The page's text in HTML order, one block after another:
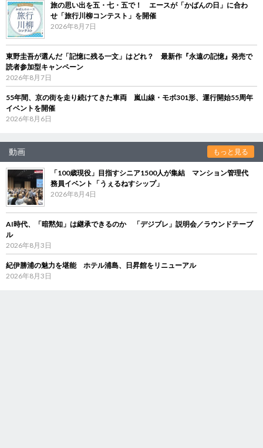
旅の思い出を五・七・五で！ エースが「かばんの日」に合わ
せ「旅行川柳コンテスト」を開催
2026年8月7日
東野圭吾が選んだ「記憶に残る一文」はどれ？ 最新作『永遠の記憶』発売で
読者参加型キャンペーン
2026年8月7日
55年間、京の街を走り続けてきた車両 嵐山線・モボ301形、運行開始55周年
イベントを開催
2026年8月6日
動画 もっと見る
「100歳現役」目指すシニア1500人が集結 マンション管理代
務員イベント「うぇるねすシップ」
2026年8月4日
AI時代、「暗黙知」は継承できるのか 「デジブレ」説明会／ラウンドテーブ
ル
2026年8月3日
紀伊勝浦の魅力を堪能 ホテル浦島、日昇館をリニューアル
2026年8月3日